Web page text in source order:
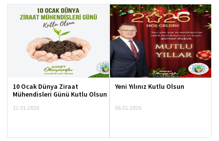
10 Ocak Dünya Ziraat
Mühendisleri Günü Kutlu Olsun
12.01.2026
Yeni Yılınız Kutlu Olsun
06.01.2026